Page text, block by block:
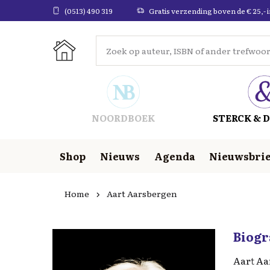
(0513) 490 319 Gratis verzending boven de € 25,-
NOORDBOEK STERCK &
Shop Nieuws Agenda
Home Aart Aarsbergen
Aart